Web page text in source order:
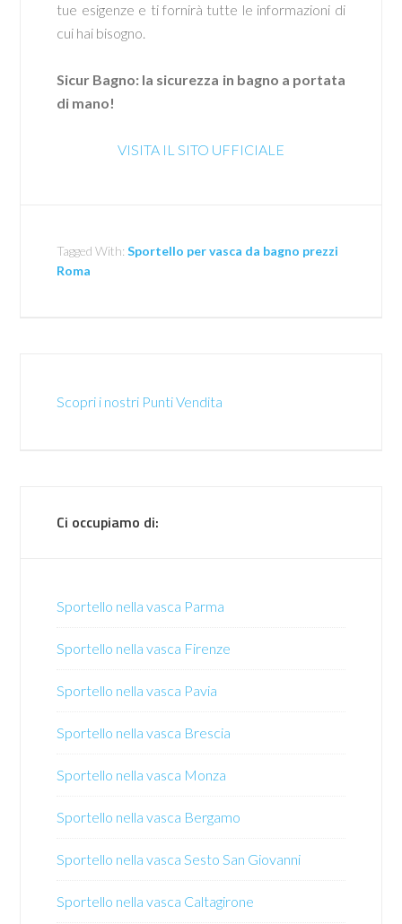
tue esigenze e ti fornirà tutte le informazioni di
cui hai bisogno.
Sicur Bagno: la sicurezza in bagno a portata
di mano!
VISITA IL SITO UFFICIALE
Tagged With:Sportello per vasca da bagno prezzi
Roma
Scopri i nostri Punti Vendita
Ci occupiamo di:
Sportello nella vasca Parma
Sportello nella vasca Firenze
Sportello nella vasca Pavia
Sportello nella vasca Brescia
Sportello nella vasca Monza
Sportello nella vasca Bergamo
Sportello nella vasca Sesto San Giovanni
Sportello nella vasca Caltagirone